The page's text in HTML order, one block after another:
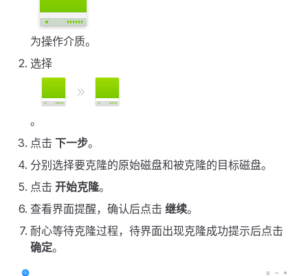
为操作介质。
选择
。
点击 下一步。
分别选择要克隆的原始磁盘和被克隆的目标磁盘。
点击 开始克隆。
查看界面提醒，确认后点击 继续。
耐心等待克隆过程，待界面出现克隆成功提示后点击
确定。